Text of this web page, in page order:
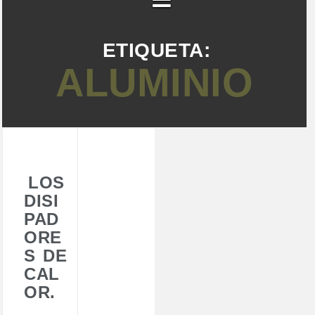
ETIQUETA:
ALUMINIO
LOS
DISI
PAD
ORE
S DE
CAL
OR.